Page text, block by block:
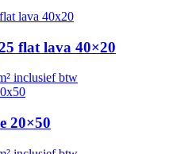
flat lava 40×20
inclusief btw
20×50